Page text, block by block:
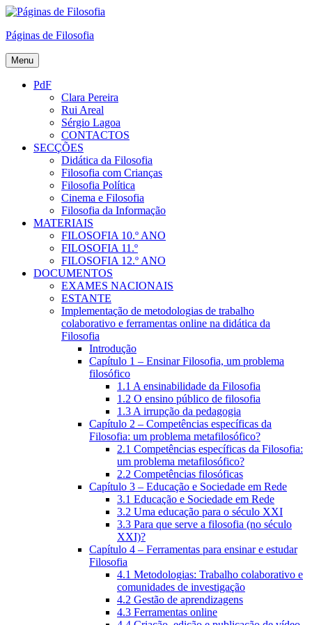
Skip
content
Páginas de Filosofia
Menu
PdF
Clara Pereira
Rui Areal
Sérgio Lagoa
CONTACTOS
SECÇÕES
Didática da Filosofia
Filosofia com Crianças
Filosofia Política
Cinema e Filosofia
Filosofia da Informação
MATERIAIS
FILOSOFIA 10.º ANO
FILOSOFIA 11.º
FILOSOFIA 12.º ANO
DOCUMENTOS
EXAMES NACIONAIS
ESTANTE
Implementação de metodologias de trabalho
colaborativo e ferramentas online na didática da
Filosofia
Introdução
Capítulo 1 – Ensinar Filosofia, um problema
filosófico
1.1 A ensinabilidade da Filosofia
1.2 O ensino público de filosofia
1.3 A irrupção da pedagogia
Capítulo 2 – Competências específicas da
Filosofia: um problema metafilosófico?
2.1 Competências específicas da Filosofia:
um problema metafilosófico?
2.2 Competências filosóficas
Capítulo 3 – Educação e Sociedade em Rede
3.1 Educação e Sociedade em Rede
3.2 Uma educação para o século XXI
3.3 Para que serve a filosofia (no século
XXI)?
Capítulo 4 – Ferramentas para ensinar e estudar
Filosofia
4.1 Metodologias: Trabalho colaborativo e
comunidades de investigação
4.2 Gestão de aprendizagens
4.3 Ferramentas online